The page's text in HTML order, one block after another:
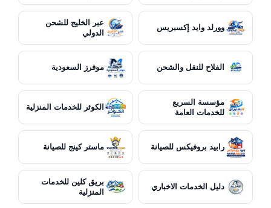
وورلد وايد إكسبريس
عبر الخليج للشحن
الدولي
الفلاح للنقل والشحن موفرز السعودية
مؤسسة السريع
للخدمات العامة
الكوثر للخدمات المنزلية
رابيد بروفيكس للصيانة ماستر كينج للصيانة
دليل الخدمات الاخباري
بريق كلين للخدمات
المنزلية